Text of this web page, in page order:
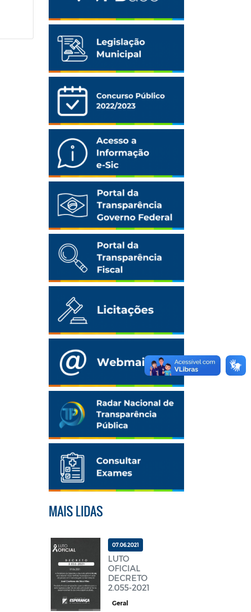
MAIS LIDAS
07.06.2021
LUTO
OFICIAL
DECRETO
2.055-2021
Geral